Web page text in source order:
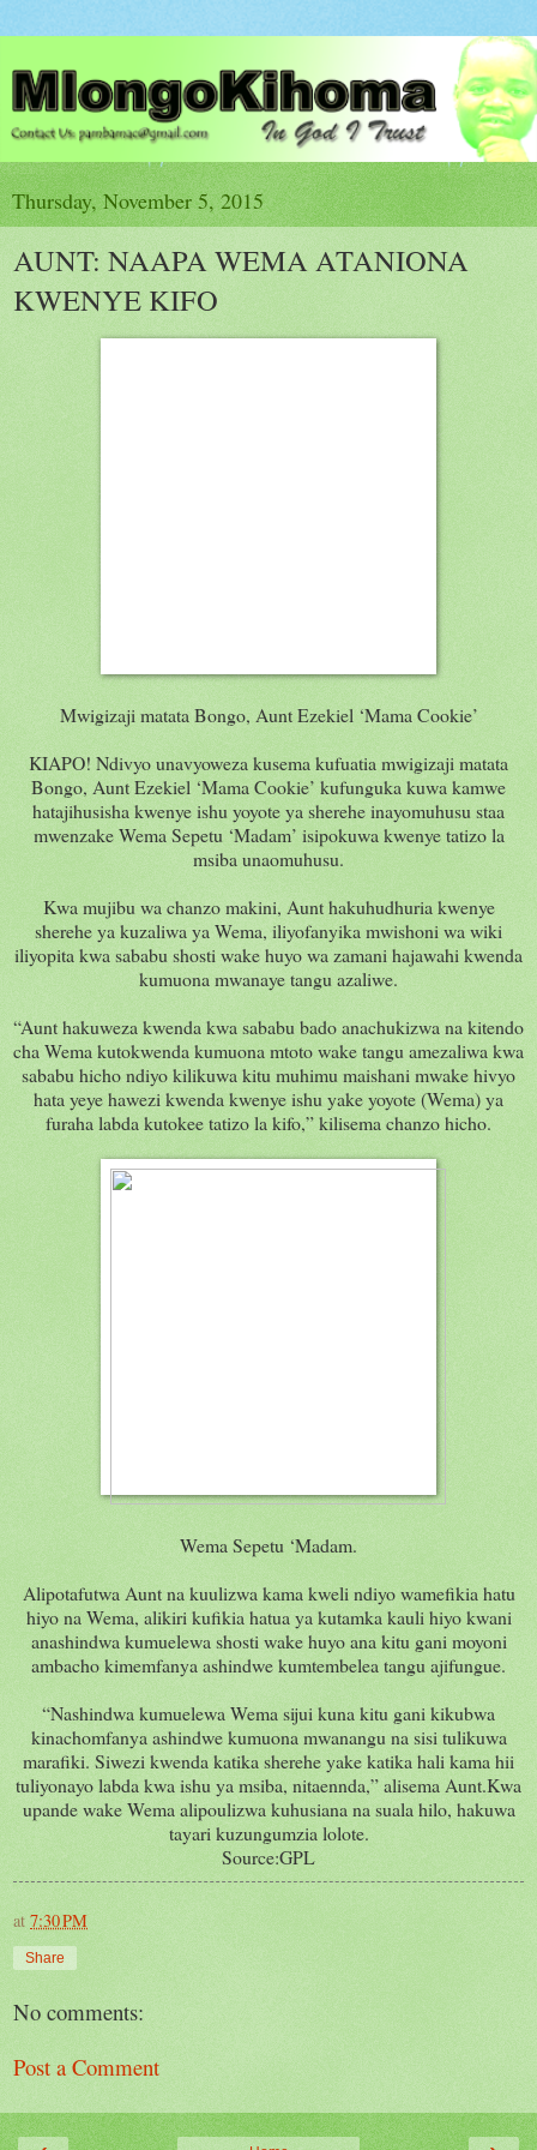
Thursday, November 5, 2015
AUNT: NAAPA WEMA ATANIONA
KWENYE KIFO
Mwigizaji matata Bongo, Aunt Ezekiel ‘Mama Cookie’
KIAPO! Ndivyo unavyoweza kusema kufuatia mwigizaji matata
Bongo, Aunt Ezekiel ‘Mama Cookie’ kufunguka kuwa kamwe
hatajihusisha kwenye ishu yoyote ya sherehe inayomuhusu staa
mwenzake Wema Sepetu ‘Madam’ isipokuwa kwenye tatizo la
msiba unaomuhusu.
Kwa mujibu wa chanzo makini, Aunt hakuhudhuria kwenye
sherehe ya kuzaliwa ya Wema, iliyofanyika mwishoni wa wiki
iliyopita kwa sababu shosti wake huyo wa zamani hajawahi kwenda
kumuona mwanaye tangu azaliwe.
“Aunt hakuweza kwenda kwa sababu bado anachukizwa na kitendo
cha Wema kutokwenda kumuona mtoto wake tangu amezaliwa kwa
sababu hicho ndiyo kilikuwa kitu muhimu maishani mwake hivyo
hata yeye hawezi kwenda kwenye ishu yake yoyote (Wema) ya
furaha labda kutokee tatizo la kifo,” kilisema chanzo hicho.
Wema Sepetu ‘Madam.
Alipotafutwa Aunt na kuulizwa kama kweli ndiyo wamefikia hatu
hiyo na Wema, alikiri kufikia hatua ya kutamka kauli hiyo kwani
anashindwa kumuelewa shosti wake huyo ana kitu gani moyoni
ambacho kimemfanya ashindwe kumtembelea tangu ajifungue.
“Nashindwa kumuelewa Wema sijui kuna kitu gani kikubwa
kinachomfanya ashindwe kumuona mwanangu na sisi tulikuwa
marafiki. Siwezi kwenda katika sherehe yake katika hali kama hii
tuliyonayo labda kwa ishu ya msiba, nitaennda,” alisema Aunt.Kwa
upande wake Wema alipoulizwa kuhusiana na suala hilo, hakuwa
tayari kuzungumzia lolote.
Source:GPL
at 7:30 PM
Share
No comments:
Post a Comment